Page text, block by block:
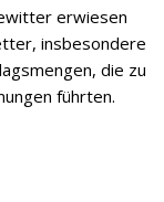
erwiesen
insbesondere
die zu
führten.